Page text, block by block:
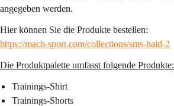
angegeben werden.
Hier können Sie die Produkte bestellen:
https://mach-sport.com/collections/sms-haid-2
Die Produktpalette umfasst folgende Produkte:
Trainings-Shirt
Trainings-Shorts